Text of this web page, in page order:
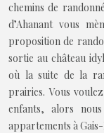
chemins de
d’Ahanant vous
proposition de
sortie au château
où la suite de la
prairies. Vous
enfants, alors
appartements à